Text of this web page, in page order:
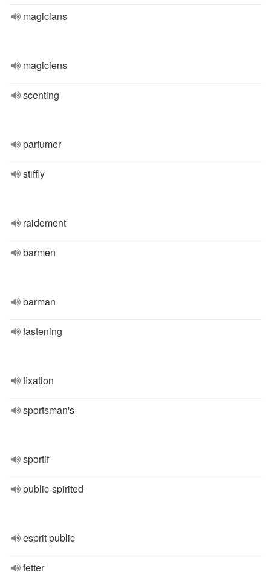
magicians
magiciens
scenting
parfumer
stiffly
raidement
barmen
barman
fastening
fixation
sportsman's
sportif
public-spirited
esprit public
fetter